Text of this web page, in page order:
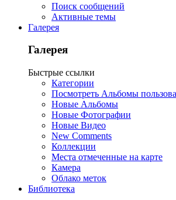
Поиск сообщений
Активные темы
Галерея
Галерея
Быстрые ссылки
Категории
Посмотреть Альбомы
Новые Альбомы
Новые Фотографии
Новые Видео
New Comments
Коллекции
Места отмеченные на карте
Камера
Облако меток
Библиотека